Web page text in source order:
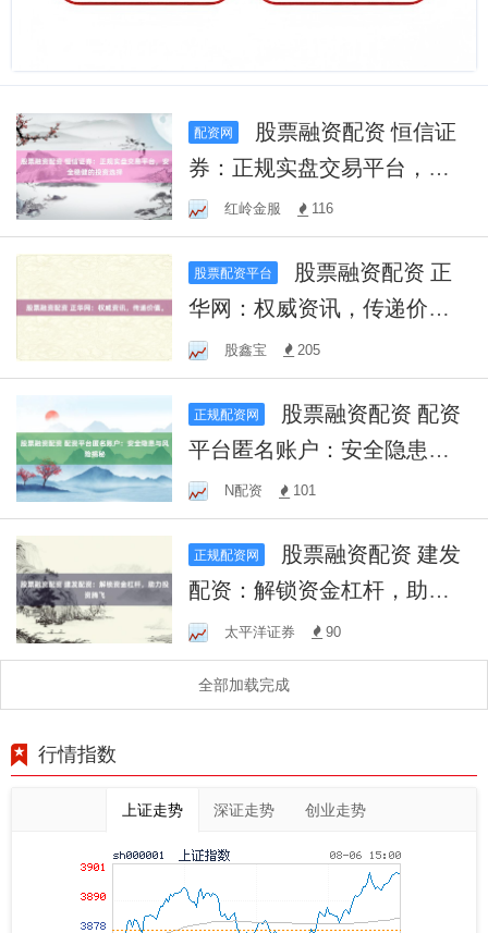
配资网
券：正规实盘交易平台，安
全稳健的投资选择
红岭金服 116
股票配资平台
华网：权威资讯，传递价
值。股鑫宝 205
正规配资网
平台匿名账户：安全隐患与
风险揭秘
N配资 101
正规配资网
配资：解锁资金杠杆，助力
投资腾飞
太平洋证券 90
全部加载完成
行情指数
上证走势 深证走势 创业走势